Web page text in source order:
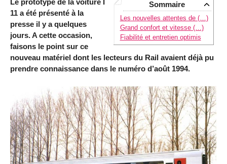
Sommaire
Les nouvelles attentes de (…)
Grand confort et vitesse (…)
Fiabilité et entretien optimis
11 a été présenté à la
presse il y a quelques
jours. A cette occasion,
faisons le point sur ce
nouveau matériel dont les lecteurs du Rail avaient déjà pu
prendre connaissance dans le numéro d’août 1994.